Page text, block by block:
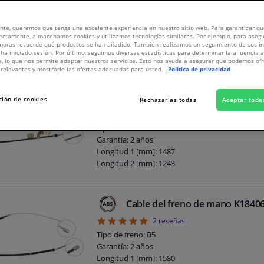
necesite ser
productos
Cable del freno de mano
Ubicación de la instalación: Eje trasero
Tipo de freno: B5
Garantía: 2 años
Longitud 1 [mm]: 1487
Longitud 2 [mm]: 1243
Cable del freno de mano
52 reseñas
Tipo de freno: B5
Garantía: 2 años
Longitud 1 [mm]: 1580
queremos que tenga una excelente experiencia en nuestro sitio web. Para garantizar
almacenamos cookies y utilizamos tecnologías similares. Por ejemplo, para
recuerde qué productos se han añadido. También realizamos un seguimiento de sus
iniciado sesión. Por último, seguimos diversas estadísticas para determinar la afluencia
lo que nos permite adaptar nuestros servicios. Esto nos ayuda a asegurar que podemos
y mostrarle las ofertas adecuadas para usted.
Política de privacidad
de cookies Rechazarlas todas Aceptar